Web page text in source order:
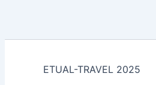
ETUAL-TRAVEL 2025